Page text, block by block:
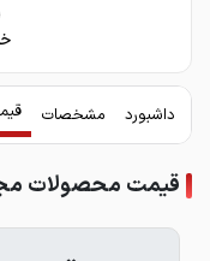
داشبورد مشخصات
قیمت محصولات